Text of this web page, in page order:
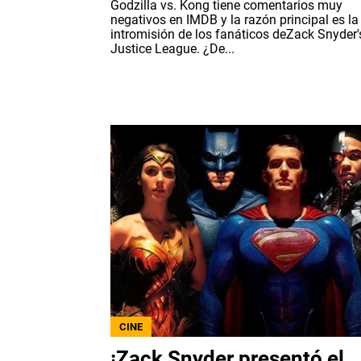
Godzilla vs. Kong tiene comentarios muy
negativos en IMDB y la razón principal es la
intromisión de los fanáticos deZack
Justice League. ¿De...
CINE